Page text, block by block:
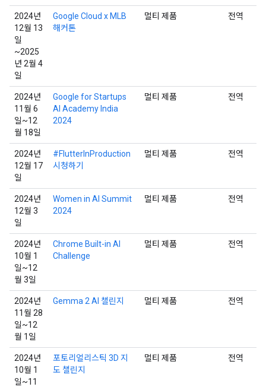
2024년
12월 13
일
~2025
년 2월 4
일
Google Cloud x MLB
해커톤
멀티 제품 전역
2024년
11월 6
일~12
월 18일
Google for Startups
AI Academy India
2024
멀티 제품 전역
2024년
12월 17
일
#FlutterInProduction
시청하기
멀티 제품 전역
2024년
12월 3
일
Women in AI Summit
2024
멀티 제품 전역
2024년
10월 1
일~12
월 3일
Chrome Built-in AI
Challenge
멀티 제품 전역
2024년
11월 28
일~12
월 1일
Gemma 2 AI 챌린지 멀티 제품 전역
2024년
10월 1
일~11
포토리얼리스틱 3D 지
도 챌린지
멀티 제품 전역